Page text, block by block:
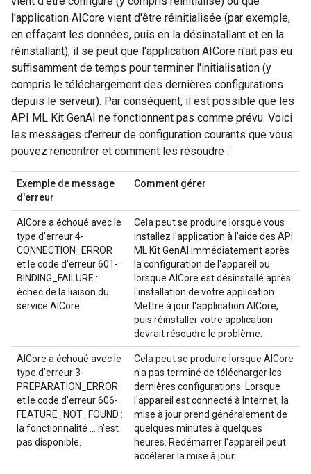
l'application AICore vient d'être réinitialisée (par exemple,
en effaçant les données, puis en la désinstallant et en la
réinstallant), il se peut que l'application AICore n'ait pas eu
suffisamment de temps pour terminer l'initialisation (y
compris le téléchargement des dernières configurations
depuis le serveur). Par conséquent, il est possible que les
API ML Kit GenAI ne fonctionnent pas comme prévu. Voici
les messages d'erreur de configuration courants que vous
pouvez rencontrer et comment les résoudre :
Exemple de message
d'erreur
Comment gérer
AICore a échoué avec le
type d'erreur 4-
CONNECTION_ERROR
et le code d'erreur 601-
BINDING_FAILURE :
échec de la liaison du
service AICore.
Cela peut se produire lorsque vous
installez l'application à l'aide des API
ML Kit GenAI immédiatement après
la configuration de l'appareil ou
lorsque AICore est désinstallé après
l'installation de votre application.
Mettre à jour l'application AICore,
puis réinstaller votre application
devrait résoudre le problème.
AICore a échoué avec le
type d'erreur 3-
PREPARATION_ERROR
et le code d'erreur 606-
FEATURE_NOT_FOUND :
la fonctionnalité ... n'est
pas disponible.
Cela peut se produire lorsque AICore
n'a pas terminé de télécharger les
dernières configurations. Lorsque
l'appareil est connecté à Internet, la
mise à jour prend généralement de
quelques minutes à quelques
heures. Redémarrer l'appareil peut
accélérer la mise à jour.